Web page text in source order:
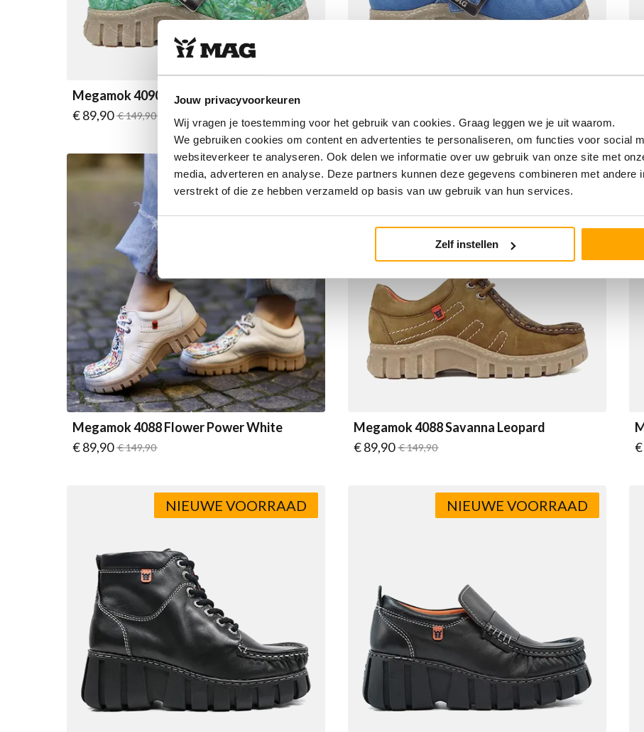
Jouw privacyvoorkeuren
Wij vragen je toestemming voor het gebruik van cookies. Graag leggen we je uit waarom.
We gebruiken cookies om content en advertenties te personaliseren, om functies voor social
websiteverkeer te analyseren. Ook delen we informatie over uw gebruik van onze site met
media, adverteren en analyse. Deze partners kunnen deze gegevens combineren met andere
verstrekt of die ze hebben verzameld op basis van uw gebruik van hun services.
Zelf instellen
Megamok 4090 Green Leaves
Vanaf
€ 89,90 Normale prijs
€ 149,90 € 99,90
Megamok 4088 Flower Power White
Vanaf
€ 89,90 Normale prijs
€ 149,90
SALE
Megamok 4088 Savanna Leopard
Vanaf
€ 89,90 Normale prijs
€ 149,90
SALE
NIEUWE VOORRAAD NIEUWE VOORRAAD